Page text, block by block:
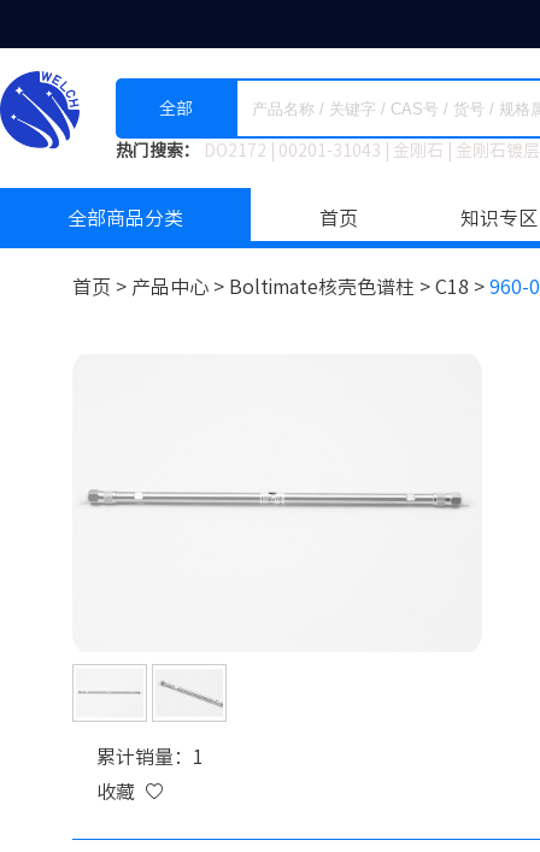
全部
热门搜索： DO2172 00201-31043 金刚石 金刚石镀
全部商品分类 首页 知识专区
首页 > 产品中心 > Boltimate核壳色谱柱 > C18 > 960-
累计销量：1
收藏